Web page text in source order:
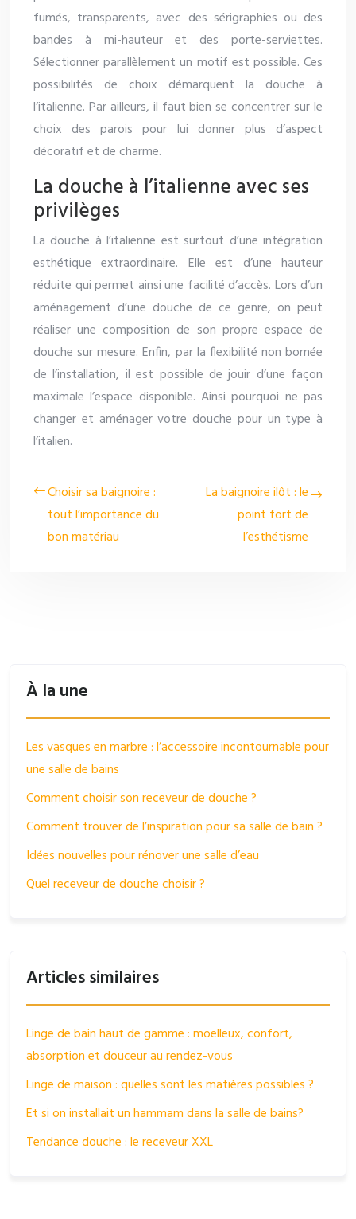
fumés, transparents, avec des sérigraphies ou des
bandes à mi-hauteur et des porte-serviettes.
Sélectionner parallèlement un motif est possible. Ces
possibilités de choix démarquent la douche à
l’italienne. Par ailleurs, il faut bien se concentrer sur le
choix des parois pour lui donner plus d’aspect
décoratif et de charme.
La douche à l’italienne avec ses
privilèges
La douche à l’italienne est surtout d’une intégration
esthétique extraordinaire. Elle est d’une hauteur
réduite qui permet ainsi une facilité d’accès. Lors d’un
aménagement d’une douche de ce genre, on peut
réaliser une composition de son propre espace de
douche sur mesure. Enfin, par la flexibilité non bornée
de l’installation, il est possible de jouir d’une façon
maximale l’espace disponible. Ainsi pourquoi ne pas
changer et aménager votre douche pour un type à
l’italien.
Choisir sa baignoire :
tout l’importance du
bon matériau
La baignoire ilôt : le
point fort de
l’esthétisme
À la une
Les vasques en marbre : l’accessoire incontournable pour
une salle de bains
Comment choisir son receveur de douche ?
Comment trouver de l’inspiration pour sa salle de bain ?
Idées nouvelles pour rénover une salle d’eau
Quel receveur de douche choisir ?
Articles similaires
Linge de bain haut de gamme : moelleux, confort,
absorption et douceur au rendez-vous
Linge de maison : quelles sont les matières possibles ?
Et si on installait un hammam dans la salle de bains?
Tendance douche : le receveur XXL